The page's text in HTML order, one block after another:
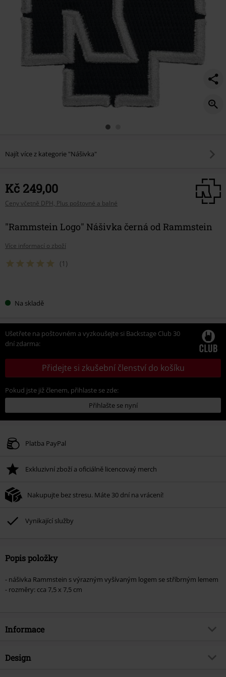
Najít více z kategorie "Nášivka"
Kč 249,00
Ceny včetně DPH, Plus poštovné a balné
"Rammstein Logo" Nášivka černá od Rammstein
Více informací o zboží
(1)
si Na skladě
Ušetřete na poštovném a vyzkoušejte si Backstage Club 30
dní zdarma:
Přidejte si zkušební členství do košíku
Pokud jste již členem, přihlaste se zde:
Přihlašte se nyní
Platba PayPal
Exkluzivní zboží a oficiálně licencovaý merch
Nakupujte bez stresu. Máte 30 dní na vrácení!
Vynikající služby
Popis položky
- nášivka Rammstein s výrazným vyšívaným logem se stříbrným lemem
- rozměry: cca 7,5 x 7,5 cm
Informace
Zboží č.
Design